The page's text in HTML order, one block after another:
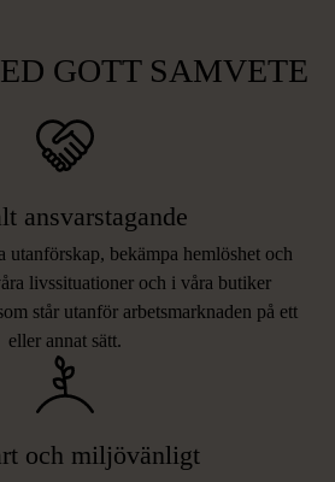
GOTT SAMVETE
ansvarstagande
utanförskap, bekämpa hemlöshet och
livssituationer och i våra butiker
står utanför arbetsmarknaden på ett
eller annat sätt.
och miljövänligt